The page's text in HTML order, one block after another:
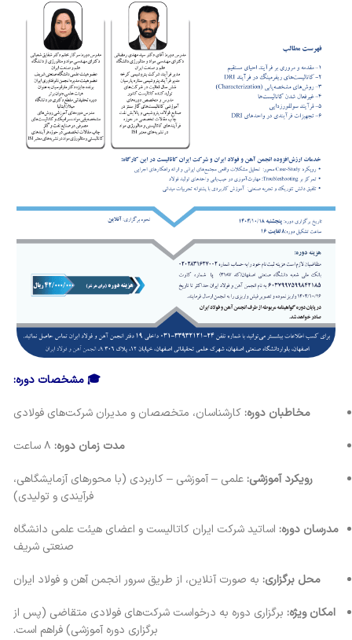
🎓 مشخصات دوره:
مخاطبان دوره: کارشناسان، متخصصان و مدیران شرکت‌های فولادی
مدت زمان دوره:
رویکرد آموزشی: علمی – آموزشی – کاربردی (با محورهای آزمایشگاهی،
فرآیندی و تولیدی)
مدرسان دوره: اساتید شرکت ایران کاتالیست و اعضای هیئت علمی دانشگاه
صنعتی شریف
محل برگزاری: به صورت آنلاین، از طریق سرور انجمن آهن و فولاد ایران
امکان ویژه: برگزاری دوره به درخواست شرکت‌های فولادی متقاضی (پس از
برگزاری دوره آموزشی) فراهم است.